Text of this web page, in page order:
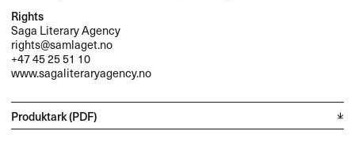
Rights
Saga Literary Agency
rights@samlaget.no
+47 45 25 51 10
www.sagaliteraryagency.no
Produktark (PDF)